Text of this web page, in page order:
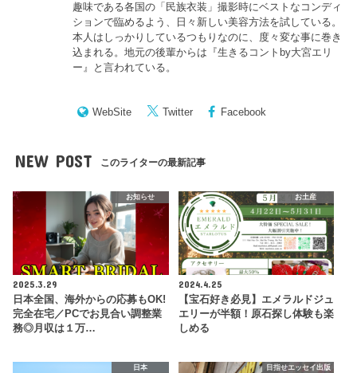
趣味である各国の「民族衣装」撮影時にベストなコンディ
ションで臨めるよう、日々新しい美容方法を試している。
本人はしっかりしているつもりなのに、度々変な事に巻き
込まれる。地元の後輩からは『生きるコントby大宮エリ
ー』と言われている。
WebSite Twitter Facebook
NEW POST このライターの最新記事
お知らせ
2025.3.29
日本全国、海外からの応募もOK!
完全在宅／PCでお見合い調整業
務◎月収は１万…
お土産
2024.4.25
【宝石好き必見】エメラルドジュ
エリーが半額！原石探し体験も楽
しめる
日本 目指せエッセイ出版